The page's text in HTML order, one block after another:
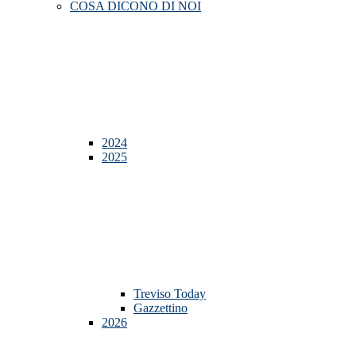
COSA DICONO DI NOI
2024
2025
Treviso Today
Gazzettino
2026